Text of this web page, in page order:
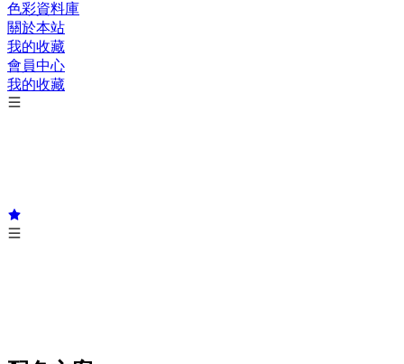
色彩資料庫
關於本站
我的收藏
會員中心
我的收藏